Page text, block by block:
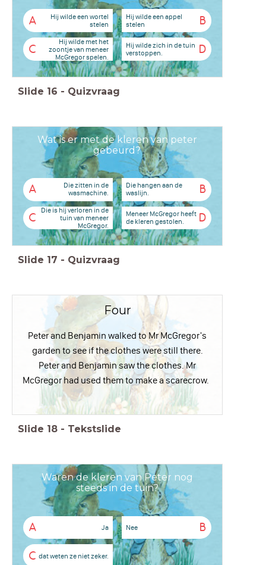
A
Hij wilde een wortel
stelen
B
Hij wilde een appel
stelen
C
Hij wilde met het
zoontje van meneer
McGregor spelen.
D
Hij wilde zich in de tuin
verstoppen.
Slide 16 - Quizvraag
Wat is er met de kleren van peter
gebeurd?
A
Die zitten in de
wasmachine.
B
Die hangen aan de
waslijn.
C
Die is hij verloren in de
tuin van meneer
McGregor.
D
Meneer McGregor heeft
de kleren gestolen.
Slide 17 - Quizvraag
Four
Peter and Benjamin walked to Mr McGregor's
garden to see if the clothes were still there.
Peter and Benjamin saw the clothes. Mr
McGregor had used them to make a scarecrow.
Slide 18 - Tekstslide
Waren de kleren van Peter nog
steeds in de tuin?
A Ja B
Nee
C dat weten ze niet zeker.